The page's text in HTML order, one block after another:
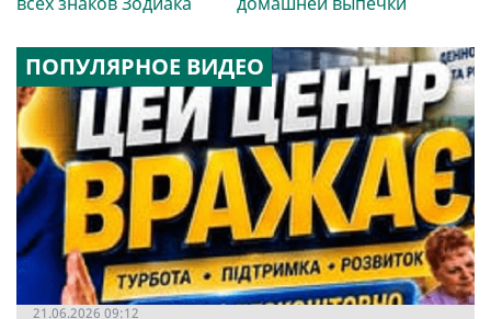
ПОПУЛЯРНОЕ ВИДЕО
21.06.2026 09:12